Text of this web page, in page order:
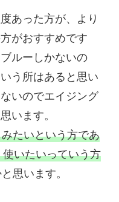
あった方が、より
がおすすめです
ルーしかないの
う所はあると思い
いのでエイジング
います。
たいという方であ
使いたいっていう方
思います。